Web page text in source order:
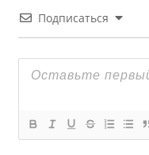
Подписаться